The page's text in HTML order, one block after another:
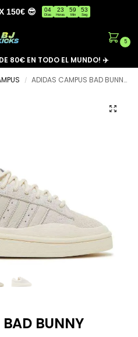
150€ 😎 04
Días
23
Horas
59
Min
53
Seg
5
80€ EN TODO EL MUNDO! ✈️
/ ADIDAS CAMPUS BAD BUNNY ‘CLOUD WHITE’
BUNNY